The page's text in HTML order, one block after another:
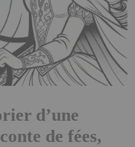
d’une
de fées,